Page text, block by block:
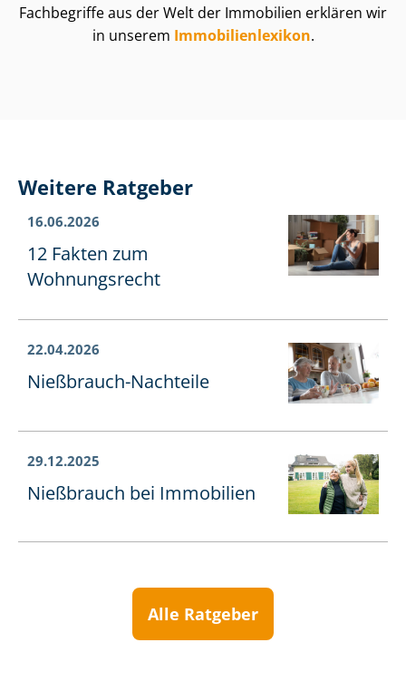
Fachbegriffe aus der Welt der Immobilien erklären wir
in unserem Im­mo­bi­li­en­le­xi­kon.
Weitere Ratgeber
16.06.2026
12 Fakten zum
Wohnungsrecht
22.04.2026
Nießbrauch-Nachteile
29.12.2025
Nießbrauch bei Immobilien
Alle Ratgeber